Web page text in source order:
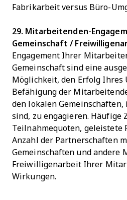
Fabrikarbeit versus Büro-
29. Mitarbeitenden-
Gemeinschaft /
Engagement Ihrer
Gemeinschaft sind eine
Möglichkeit, den Erfolg Ihres
Befähigung der
den lokalen Gemeinschaften,
sind, zu engagieren. Häufige
Teilnahmequoten, geleistete
Anzahl der Partnerschaften
Gemeinschaften und andere
Freiwilligenarbeit Ihrer
Wirkungen.